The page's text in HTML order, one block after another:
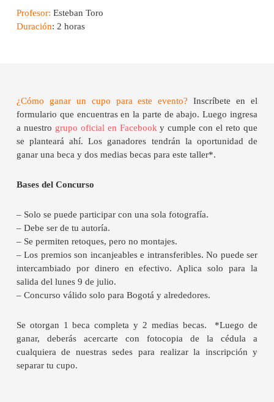
Profesor: Esteban Toro
Duración: 2 horas
¿Cómo ganar un cupo para este evento?Inscríbete en el
formulario que encuentras en la parte de abajo. Luego ingresa
a nuestro grupo oficial en Facebooky cumple con el reto que
se planteará ahí. Los ganadores tendrán la oportunidad de
ganar una beca y dos medias becas para este taller*.
Bases del Concurso
– Solo se puede participar con una sola fotografía.
– Debe ser de tu autoría.
– Se permiten retoques, pero no montajes.
– Los premios son incanjeables e intransferibles. No puede ser
intercambiado por dinero en efectivo. Aplica solo para la
salida del lunes 9 de julio.
– Concurso válido solo para Bogotá y alrededores.
Se otorgan 1 beca completa y 2 medias becas. *Luego de
ganar, deberás acercarte con fotocopia de la cédula a
cualquiera de nuestras sedes para realizar la inscripción y
separar tu cupo.